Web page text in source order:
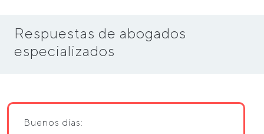
Respuestas de abogados
especializados
Buenos días: